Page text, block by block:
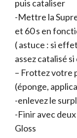
puis cataliser
-Mettre la
et 60 s en
( astuce : si
assez catalisé
– Frottez votre
(éponge,
-enlevez le
-Finir avec
Gloss